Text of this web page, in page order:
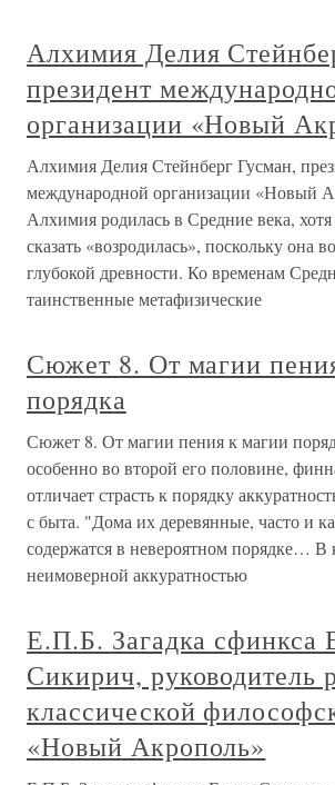
Алхимия Делия
президент
организации «Новый
Алхимия Делия Стейнберг Гусман,
международной организации «Новый
Алхимия родилась в Средние века, хотя
сказать «возродилась», поскольку она
глубокой древности. Ко временам
таинственные метафизические
Сюжет 8. От магии
порядка
Сюжет 8. От магии пения к магии
особенно во второй его половине,
отличает страсть к порядку
с быта. "Дома их деревянные, часто и
содержатся в невероятном порядке… В
неимоверной аккуратностью
Е.П.Б. Загадка сфинкса
Сикирич, руководитель
классической
«Новый Акрополь»